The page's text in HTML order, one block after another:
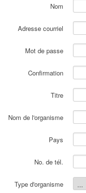
Nom
Adresse courriel
Mot de passe
Confirmation
Titre
Nom de l'organisme
Pays
No. de tél.
Type d'organisme